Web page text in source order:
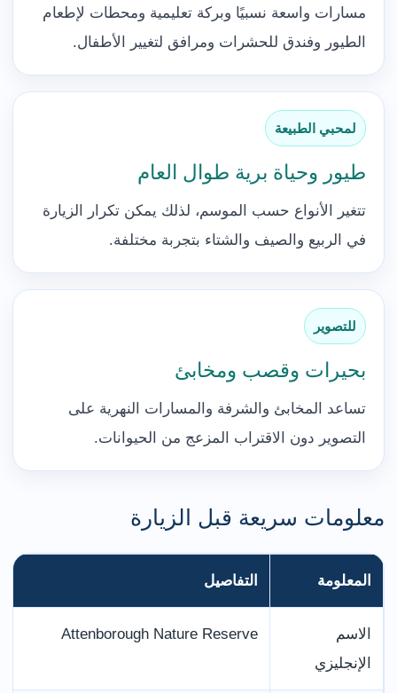
مسارات واسعة نسبيًا وبركة تعليمية ومحطات لإطعام
الطيور وفندق للحشرات ومرافق لتغيير الأطفال.
لمحبي الطبيعة
طيور وحياة برية طوال العام
تتغير الأنواع حسب الموسم، لذلك يمكن تكرار الزيارة
في الربيع والصيف والشتاء بتجربة مختلفة.
للتصوير
بحيرات وقصب ومخابئ
تساعد المخابئ والشرفة والمسارات النهرية على
التصوير دون الاقتراب المزعج من الحيوانات.
معلومات سريعة قبل الزيارة
المعلومة التفاصيل
الاسم
الإنجليزي
Attenborough Nature Reserve